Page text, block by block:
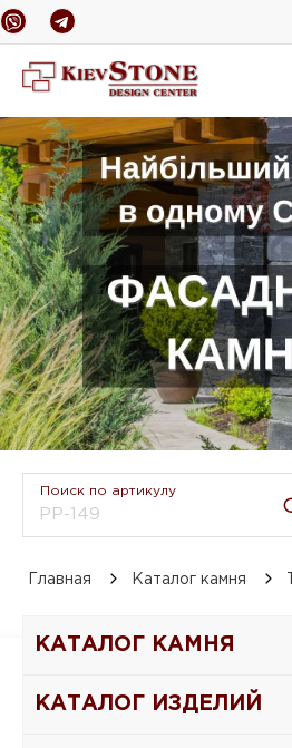
Поиск по артикулу
Главная Каталог камня
КАТАЛОГ КАМНЯ
КАТАЛОГ ИЗДЕЛИЙ